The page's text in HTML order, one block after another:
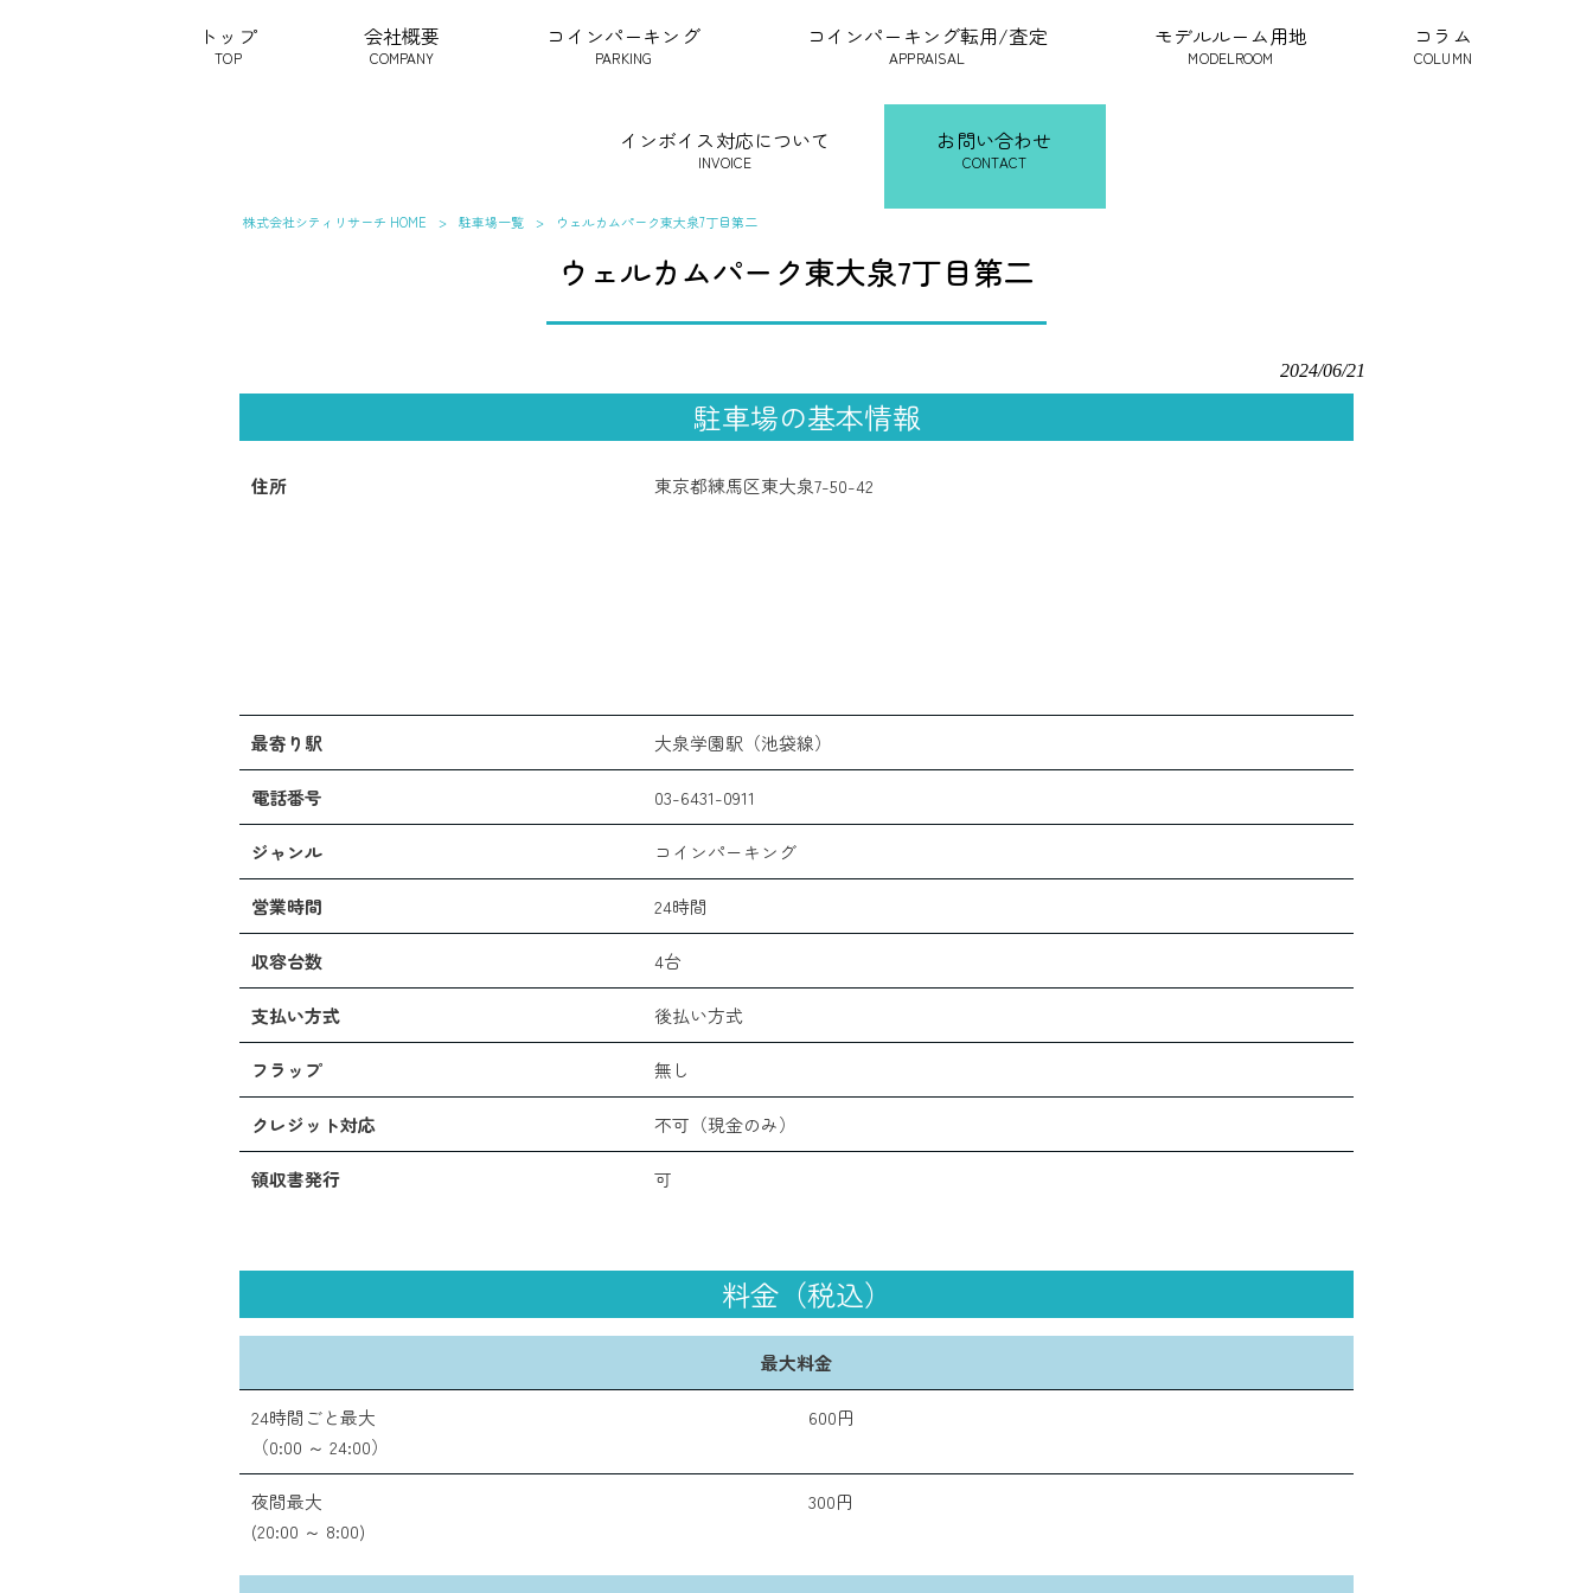
トップ
TOP
会社概要
COMPANY
コインパーキング
PARKING
コインパーキング転用/査定
APPRAISAL
モデルルーム用地
MODELROOM
コラム
COLUMN
インボイス対応について
INVOICE
お問い合わせ
CONTACT
株式会社シティリサーチ HOME > 駐車場一覧 > ウェルカムパーク東大泉7丁目第二
ウェルカムパーク東大泉7丁目第二
2024/06/21
駐車場の基本情報
住所 東京都練馬区東大泉7-50-42
最寄り駅 大泉学園駅（池袋線）
電話番号 03-6431-0911
ジャンル コインパーキング
営業時間 24時間
収容台数 4台
支払い方式 後払い方式
フラップ 無し
クレジット対応 不可（現金のみ）
領収書発行 可
料金（税込）
最大料金
24時間ごと最大
（0:00 ～ 24:00）
600円
夜間最大
(20:00 ～ 8:00)
300円